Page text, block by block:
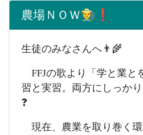
農場ＮＯＷ👨‍🌾❗️
生徒のみなさんへ👨‍🌾
FFJの歌より「学と業と
習と実習。両方にしっか
❓
現在、農業を取り巻く